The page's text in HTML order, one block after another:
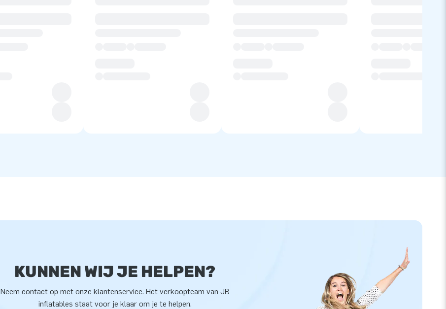
KUNNEN WIJ JE HELPEN?
Neem contact op met onze klantenservice. Het verkoopteam van JB
inflatables staat voor je klaar om je te helpen.